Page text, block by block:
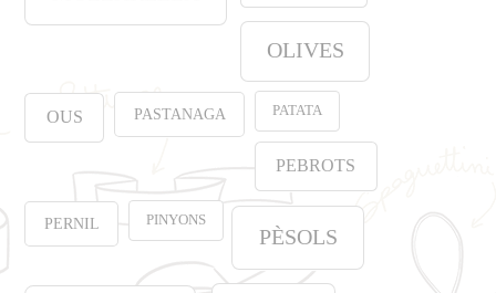
OLIVES
OUS PASTANAGA PATATA
PEBROTS
PERNIL PINYONS
PÈSOLS